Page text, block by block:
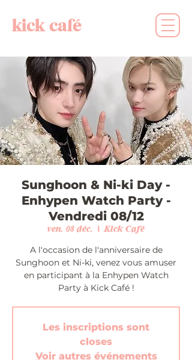
kick café
Sunghoon & Ni-ki Day -
Enhypen Watch Party -
Vendredi 08/12
ven. 08 déc.
  |
Kick Café
A l'occasion de l'anniversaire de
Sunghoon et Ni-ki, venez vous amuser
en participant à la Enhypen Watch
Party à Kick Café !
Les inscriptions sont
closes
Voir autres événements